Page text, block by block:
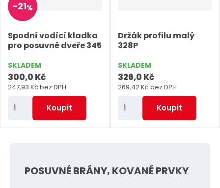
č
t
t
-21%
Spodní vodící kladka
pro posuvné dveře 345
300,0 Kč
247,93 Kč bez DPH
ě
Koupit
SKLADEM
Držák profilu malý
328P
326,0 Kč
269,42 Kč bez DPH
ě
t
Koupit
SKLADEM
POSUVNÉ BRÁNY, KOVANÉ PRVKY